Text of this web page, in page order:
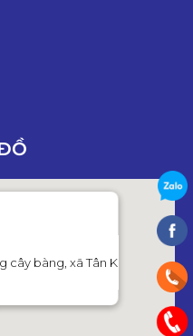
cây bàng, xã Tân Kiên,huyện